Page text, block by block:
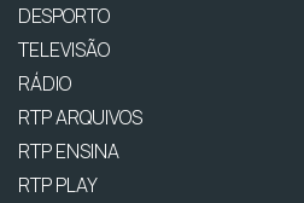
DESPORTO
TELEVISÃO
RÁDIO
RTP ARQUIVOS
RTP ENSINA
RTP PLAY